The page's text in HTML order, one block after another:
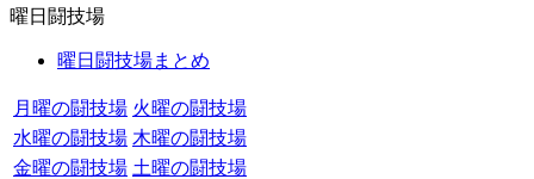
曜日闘技場
曜日闘技場まとめ
月曜の闘技場 火曜の闘技場
水曜の闘技場 木曜の闘技場
金曜の闘技場 土曜の闘技場